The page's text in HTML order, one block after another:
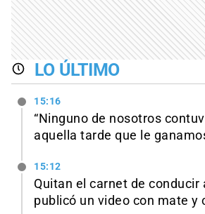
LO ÚLTIMO
15:16
“Ninguno de nosotros
aquella tarde que le
15:12
Quitan el carnet de conducir
publicó un video con mate y